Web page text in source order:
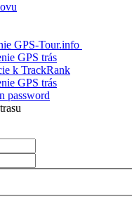
GPS-Tour.info
GPS trás
k TrackRank
GPS trás
password